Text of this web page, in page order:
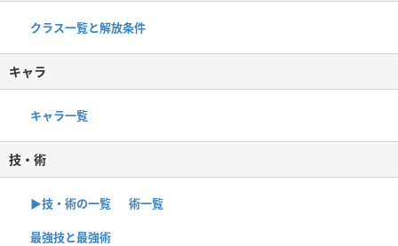
クラス一覧と解放条件
キャラ
キャラ一覧
技・術
▶︎技・術の一覧 術一覧
最強技と最強術